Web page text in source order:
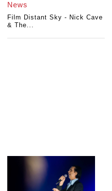
News
Film Distant Sky - Nick Cave
& The...